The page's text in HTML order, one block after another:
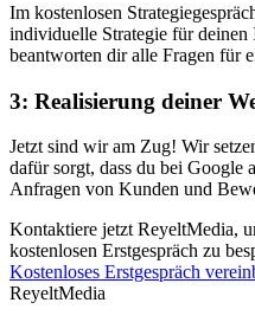
Im kostenlosen
individuelle Strategie für
beantworten dir alle Fragen für
3: Realisierung deiner
Jetzt sind wir am Zug! Wir
dafür sorgt, dass du bei Google
Anfragen von Kunden und
Kontaktiere jetzt ReyeltMedia,
kostenlosen Erstgespräch zu
Kostenloses Erstgespräch
ReyeltMedia